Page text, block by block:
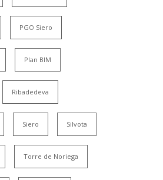
PGO Siero
Plan BIM
Ribadedeva
Siero Silvota
Torre de Noriega